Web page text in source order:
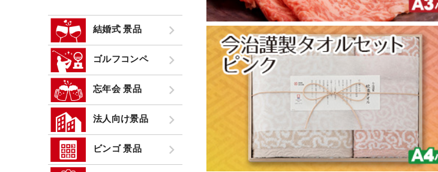
結婚式 景品
ゴルフコンペ
忘年会 景品
法人向け景品
ビンゴ 景品